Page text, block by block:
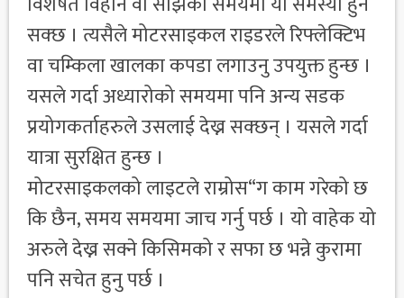
सक्छ । त्यसैले मोटरसाइकल राइडरले रिफ्लेक्टिभ
वा चम्किला खालका कपडा लगाउनु उपयुक्त हुन्छ ।
यसले गर्दा अध्यारोको समयमा पनि अन्य सडक
प्रयोगकर्ताहरुले उसलाई देख्न सक्छन् । यसले गर्दा
यात्रा सुरक्षित हुन्छ ।
मोटरसाइकलको लाइटले राम्रोस“ग काम गरेको छ
कि छैन, समय समयमा जाच गर्नु पर्छ । यो वाहेक यो
अरुले देख्न सक्ने किसिमको र सफा छ भन्ने कुरामा
पनि सचेत हुनु पर्छ ।